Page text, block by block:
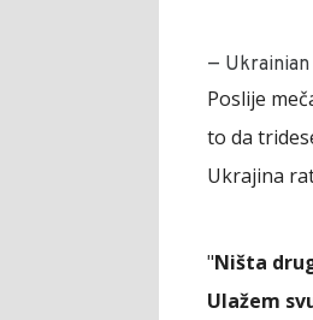
— Ukrainian
Poslije
to da
Ukrajina
"Ništa
Ulažem